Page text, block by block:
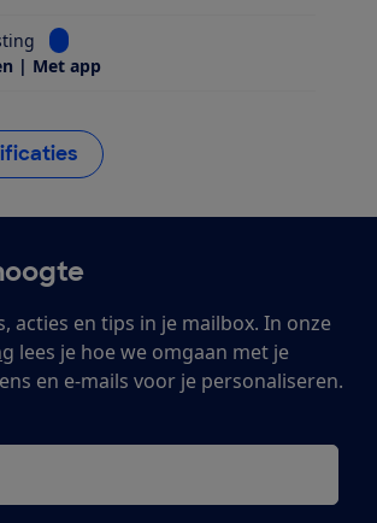
Bekijk informatie voor Opvallende
| Met app
acties en tips in je mailbox. In onze
lees je hoe we omgaan met je
en e-mails voor je personaliseren.